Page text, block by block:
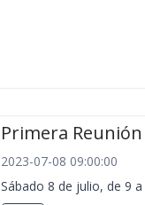
Primera
2023-07-08 09:00:00
Sábado 8 de julio, de 9